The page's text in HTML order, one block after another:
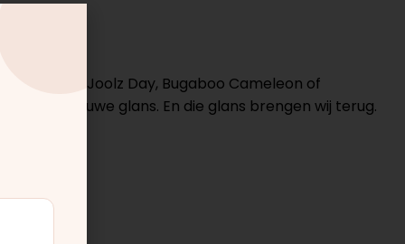
Een Joolz Day, Bugaboo Cameleon of
z'n nieuwe glans. En die glans brengen wij terug.